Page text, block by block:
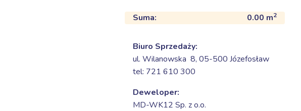
Suma: 0.00 m2
Biuro Sprzedaży:
ul. Wilanowska 8, 05-500 Józefosław
tel: 721 610 300
Deweloper:
MD-WK12 Sp. z o.o.